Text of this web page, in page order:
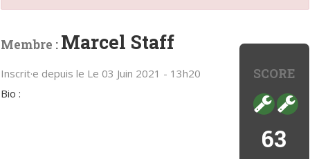
SCORE
63
Membre : Marcel Staff
Inscrit·e depuis le Le 03 Juin 2021 - 13h20
Bio :